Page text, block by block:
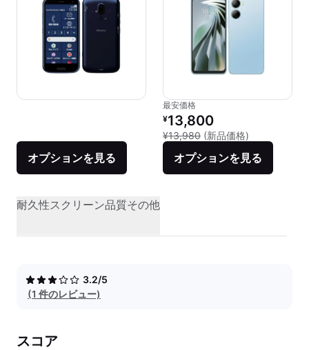
オプションを見る
最安価格
リファービッシュ品の価格：
¥13,800
¥13,980 (新品価格)
オプションを見る
耐久性スクリーン品質その他
3.2/5
(1 件のレビュー)
スコア